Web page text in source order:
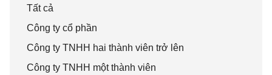
Tất cả
Công ty cổ phần
Công ty TNHH hai thành viên trở lên
Công ty TNHH một thành viên